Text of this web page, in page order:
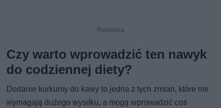
Czy warto wprowadzić ten nawyk
do codziennej diety?
Dodanie kurkumy do kawy to jedna z tych zmian, które nie
wymagają dużego wysiłku, a mogą wprowadzić coś